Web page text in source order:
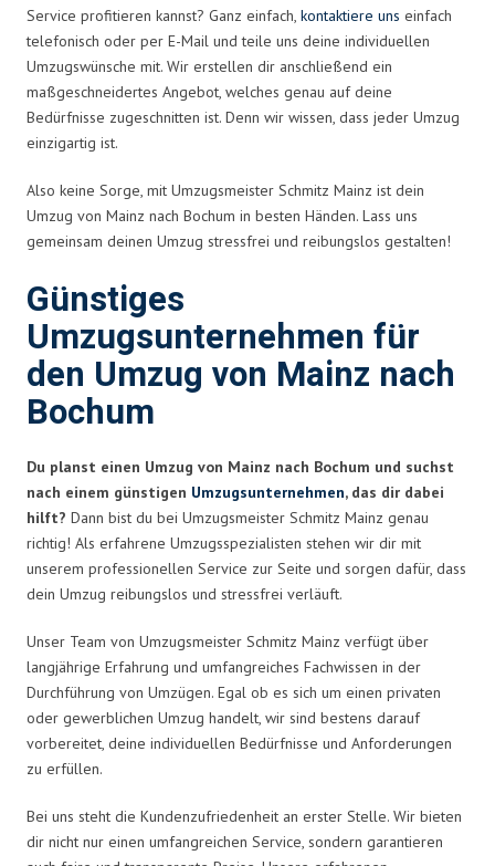
Service profitieren kannst? Ganz einfach, kontaktiere uns einfach
telefonisch oder per E-Mail und teile uns deine individuellen
Umzugswünsche mit. Wir erstellen dir anschließend ein
maßgeschneidertes Angebot, welches genau auf deine
Bedürfnisse zugeschnitten ist. Denn wir wissen, dass jeder Umzug
einzigartig ist.
Also keine Sorge, mit Umzugsmeister Schmitz Mainz ist dein
Umzug von Mainz nach Bochum in besten Händen. Lass uns
gemeinsam deinen Umzug stressfrei und reibungslos gestalten!
Günstiges
Umzugsunternehmen für
den Umzug von Mainz nach
Bochum
Du planst einen Umzug von Mainz nach Bochum und suchst
nach einem günstigen Umzugsunternehmen, das dir dabei
hilft? Dann bist du bei Umzugsmeister Schmitz Mainz genau
richtig! Als erfahrene Umzugsspezialisten stehen wir dir mit
unserem professionellen Service zur Seite und sorgen dafür, dass
dein Umzug reibungslos und stressfrei verläuft.
Unser Team von Umzugsmeister Schmitz Mainz verfügt über
langjährige Erfahrung und umfangreiches Fachwissen in der
Durchführung von Umzügen. Egal ob es sich um einen privaten
oder gewerblichen Umzug handelt, wir sind bestens darauf
vorbereitet, deine individuellen Bedürfnisse und Anforderungen
zu erfüllen.
Bei uns steht die Kundenzufriedenheit an erster Stelle. Wir bieten
dir nicht nur einen umfangreichen Service, sondern garantieren